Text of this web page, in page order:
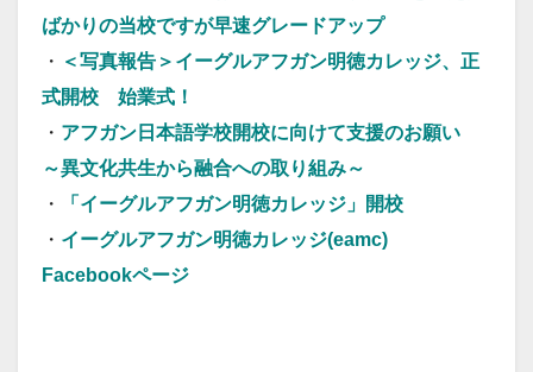
ばかりの当校ですが早速グレードアップ
・ ＜写真報告＞イーグルアフガン明徳カレッジ、正
式開校 始業式！
・ アフガン日本語学校開校に向けて支援のお願い
～異文化共生から融合への取り組み～
・
「イーグルアフガン明徳カレッジ」開校
・ イーグルアフガン明徳カレッジ(eamc)
Facebookページ